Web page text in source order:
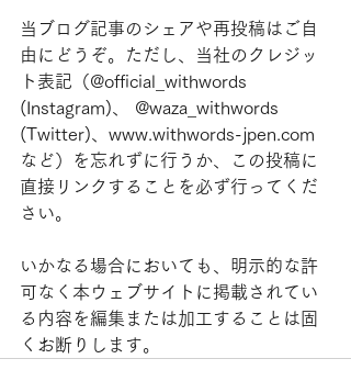
当ブログ記事のシェアや再投稿はご自
由にどうぞ。ただし、当社のクレジッ
ト表記（@official_withwords
(Instagram)、 @waza_withwords
(Twitter)、www.withwords-jpen.com
など）を忘れずに行うか、この投稿に
直接リンクすることを必ず行ってくだ
さい。
いかなる場合においても、明示的な許
可なく本ウェブサイトに掲載されてい
る内容を編集または加工することは固
くお断りします。